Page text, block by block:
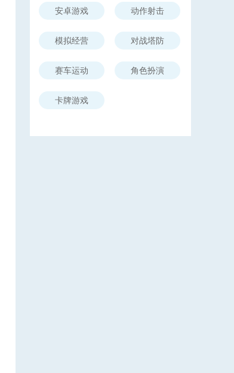
安卓游戏 动作射击
模拟经营 对战塔防
赛车运动 角色扮演
卡牌游戏